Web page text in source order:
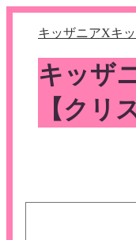
キッザニアXキ
キッザ
【クリ